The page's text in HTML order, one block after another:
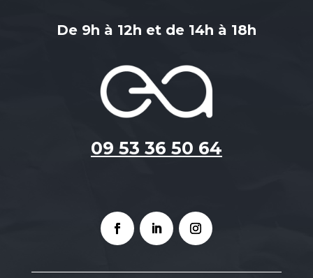
De 9h à 12h et de 14h à 18h
09 53 36 50 64